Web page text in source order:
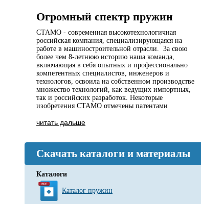
Огромный спектр пружин
СТАМО - современная высокотехнологичная
российская компания, специализирующаяся на
работе в машиностроительной отрасли. За свою
более чем 8-летнюю историю наша команда,
включающая в себя опытных и профессионально
компетентных специалистов, инженеров и
технологов, освоила на собственном производстве
множество технологий, как ведущих импортных,
так и российских разработок. Некоторые
изобретения СТАМО отмечены патентами
читать дальше
Скачать каталоги и материалы
Каталоги
Каталог пружин